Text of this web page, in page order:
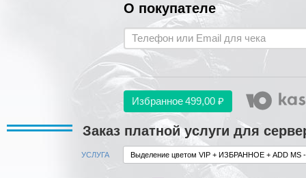
О покупателе
Избранное499,00 ₽
Заказ платной услуги для
УСЛУГА